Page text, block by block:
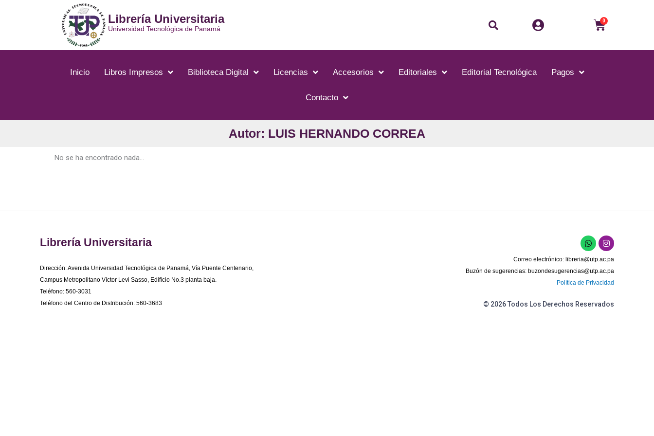
Librería Universitaria
Universidad Tecnológica de Panamá Buscar 0Carrito
Inicio Libros Impresos Biblioteca Digital Licencias Accesorios Editoriales Editorial Tecnológica Pagos
Contacto
Autor: LUIS HERNANDO CORREA
No se ha encontrado nada...
Librería Universitaria
Dirección: Avenida Universidad Tecnológica de Panamá, Vía Puente Centenario,
Campus Metropolitano Víctor Levi Sasso, Edificio No.3 planta baja.
Teléfono: 560-3031
Teléfono del Centro de Distribución: 560-3683
W
h
a
t
s
p
I
n
s
t
a
r
m
Correo electrónico: libreria@utp.ac.pa
Buzón de sugerencias: buzondesugerencias@utp.ac.pa
Política de Privacidad
© 2026 Todos Los Derechos Reservados